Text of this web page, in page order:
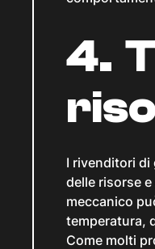
4.
I rivenditori di
delle risorse
meccanico
temperatura,
Come molti